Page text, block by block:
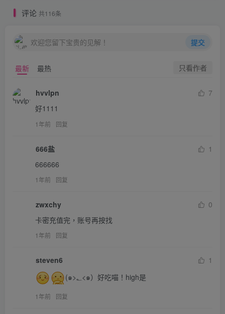
评论 共116条
欢迎您留下宝贵的见解！ 提交
最新 最热 只看作者
hvvlpn
7
好1111
1年前 回复
666盐
1
666666
1年前 回复
zwxchy
0
卡密充值完，账号再按找
1年前 回复
steven6
1
(๑>؂<๑）好吃喵！high是
1年前 回复